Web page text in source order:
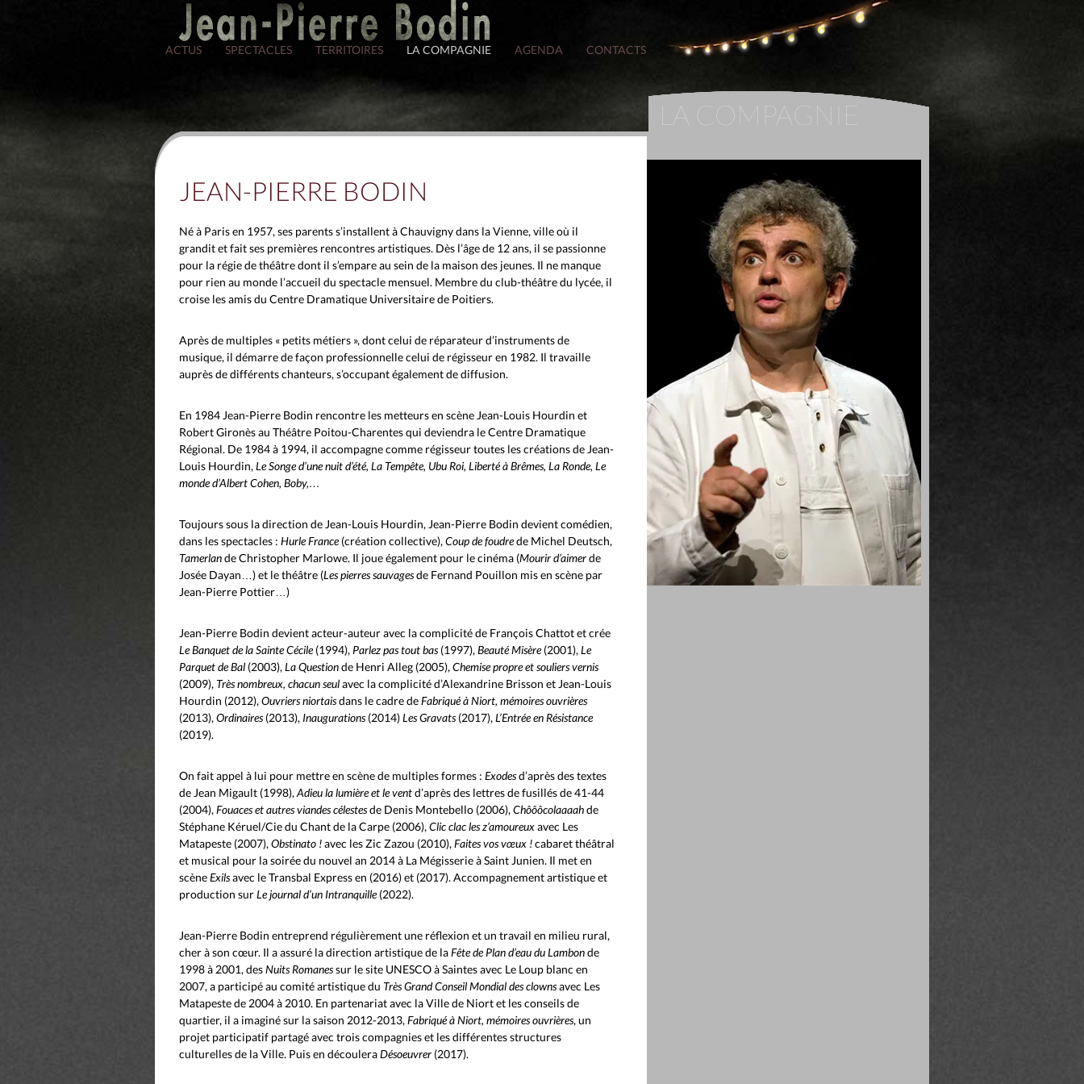
ACTUS SPECTACLES TERRITOIRES LA COMPAGNIE AGENDA CONTACTS
LA COMPAGNIE
JEAN-PIERRE BODIN
Né à Paris en 1957, ses parents s’installent à Chauvigny dans la Vienne, ville où il
grandit et fait ses premières rencontres artistiques. Dès l’âge de 12 ans, il se passionne
pour la régie de théâtre dont il s’empare au sein de la maison des jeunes. Il ne manque
pour rien au monde l’accueil du spectacle mensuel. Membre du club-théâtre du lycée, il
croise les amis du Centre Dramatique Universitaire de Poitiers.
Après de multiples « petits métiers », dont celui de réparateur d’instruments de
musique, il démarre de façon professionnelle celui de régisseur en 1982. Il travaille
auprès de différents chanteurs, s’occupant également de diffusion.
En 1984 Jean-Pierre Bodin rencontre les metteurs en scène Jean-Louis Hourdin et
Robert Gironès au Théâtre Poitou-Charentes qui deviendra le Centre Dramatique
Régional. De 1984 à 1994, il accompagne comme régisseur toutes les créations de Jean-
Louis Hourdin,Le Songe d’une nuit d’été, La Tempête, Ubu Roi, Liberté à Brêmes, La Ronde, Le
monde d’Albert Cohen, Boby,…
Toujours sous la direction de Jean-Louis Hourdin, Jean-Pierre Bodin devient comédien,
dans les spectacles : Hurle France(création collective),Coup de foudrede Michel Deutsch,
Tamerlande Christopher Marlowe. Il joue également pour le cinéma (Mourir d’aimerde
Josée Dayan…) et le théâtre (Les pierres sauvagesde Fernand Pouillon mis en scène par
Jean-Pierre Pottier…)
Jean-Pierre Bodin devient acteur-auteur avec la complicité de François Chattot et crée
Le Banquet de la Sainte Cécile(1994),Parlez pas tout bas(1997),Beauté Misère(2001),Le
Parquet de Bal (2003),La Questionde Henri Alleg (2005),Chemise propre et souliers vernis
(2009), Très nombreux, chacun seulavec la complicité d’Alexandrine Brisson et Jean-Louis
Hourdin (2012),Ouvriers niortaisdans le cadre deFabriqué à Niort, mémoires ouvrières
(2013),Ordinaires(2013), Inaugurations(2014)Les Gravats(2017),L’Entrée en Résistance
(2019).
On fait appel à lui pour mettre en scène de multiples formes : Exodesd’après des textes
de Jean Migault (1998),Adieu la lumière et le ventd’après des lettres de fusillés de 41-44
(2004),Fouaces et autres viandes célestesde Denis Montebello (2006),Chôôôcolaaaahde
Stéphane Kéruel/Cie du Chant de la Carpe (2006),Clic clac les z’amoureuxavec Les
Matapeste (2007),Obstinato !avec les Zic Zazou (2010),Faites vos vœux !cabaret théâtral
et musical pour la soirée du nouvel an 2014 à La Mégisserie à Saint Junien. Il met en
scèneExilsavec le Transbal Express en (2016) et (2017). Accompagnement artistique et
production surLe journal d’un Intranquille(2022).
Jean-Pierre Bodin entreprend régulièrement une réflexion et un travail en milieu rural,
cher à son cœur. Il a assuré la direction artistique de laFête de Plan d’eau du Lambonde
1998 à 2001, desNuits Romanessur le site UNESCO à Saintes avec Le Loup blanc en
2007, a participé au comité artistique du Très Grand Conseil Mondial des clownsavec Les
Matapeste de 2004 à 2010. En partenariat avec la Ville de Niort et les conseils de
quartier, il a imaginé sur la saison 2012-2013,Fabriqué à Niort, mémoires ouvrières, un
projet participatif partagé avec trois compagnies et les différentes structures
culturelles de la Ville. Puis en découleraDésoeuvrer (2017).